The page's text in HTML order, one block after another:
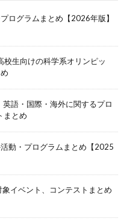
ログラムまとめ【2026年版】
校生向けの科学系オリンピッ
英語・国際・海外に関するプロ
まとめ
動・プログラムまとめ【2025
イベント、コンテストまとめ